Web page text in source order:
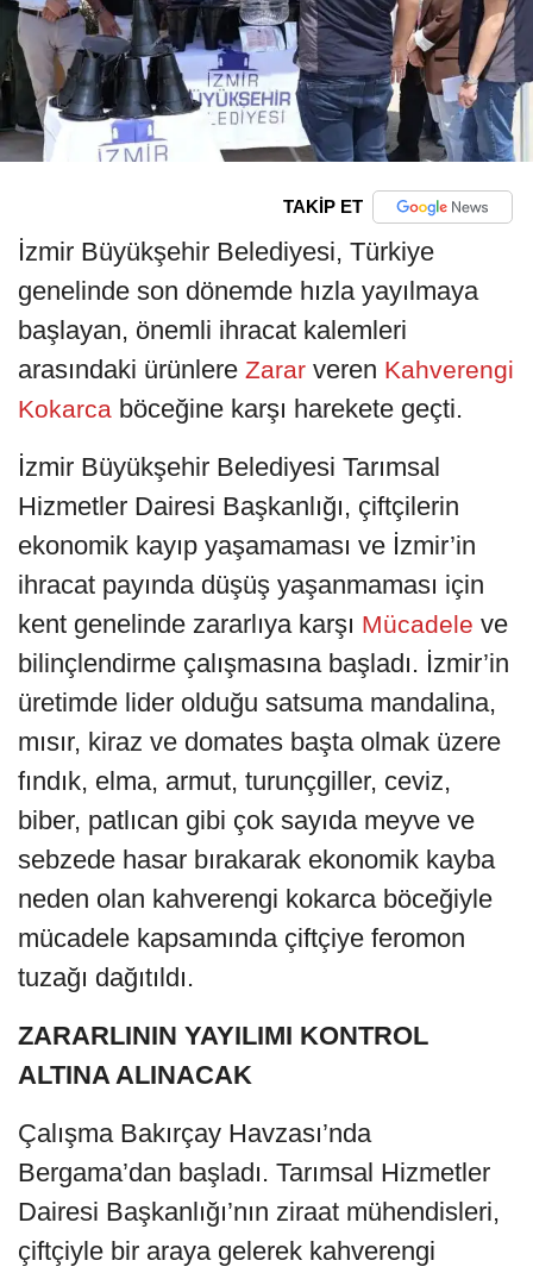
TAKİP ET
İzmir Büyükşehir Belediyesi, Türkiye
genelinde son dönemde hızla yayılmaya
başlayan, önemli ihracat kalemleri
arasındaki ürünlere Zarar veren Kahverengi
Kokarca böceğine karşı harekete geçti.
İzmir Büyükşehir Belediyesi Tarımsal
Hizmetler Dairesi Başkanlığı, çiftçilerin
ekonomik kayıp yaşamaması ve İzmir’in
ihracat payında düşüş yaşanmaması için
kent genelinde zararlıya karşı Mücadele ve
bilinçlendirme çalışmasına başladı. İzmir’in
üretimde lider olduğu satsuma mandalina,
mısır, kiraz ve domates başta olmak üzere
fındık, elma, armut, turunçgiller, ceviz,
biber, patlıcan gibi çok sayıda meyve ve
sebzede hasar bırakarak ekonomik kayba
neden olan kahverengi kokarca böceğiyle
mücadele kapsamında çiftçiye feromon
tuzağı dağıtıldı.
ZARARLININ YAYILIMI KONTROL
ALTINA ALINACAK
Çalışma Bakırçay Havzası’nda
Bergama’dan başladı. Tarımsal Hizmetler
Dairesi Başkanlığı’nın ziraat mühendisleri,
çiftçiyle bir araya gelerek kahverengi